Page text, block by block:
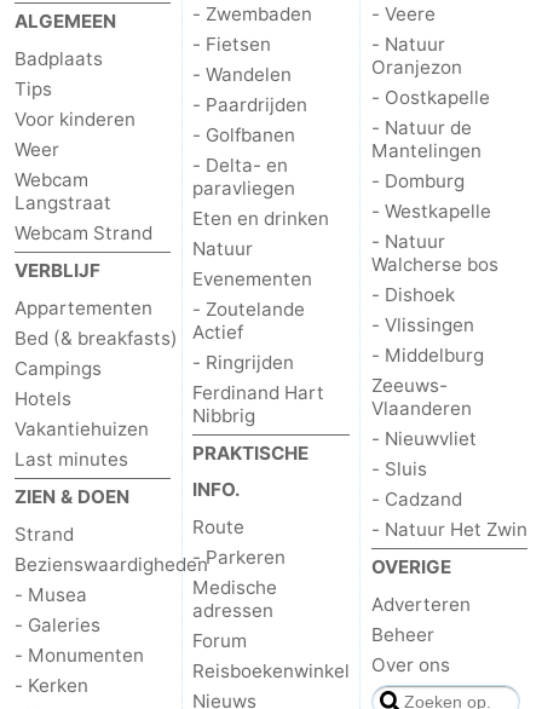
ALGEMEEN
Badplaats
Tips
Voor kinderen
Weer
Webcam
Langstraat
Webcam Strand
VERBLIJF
Appartementen
Bed (& breakfasts)
Campings
Hotels
Vakantiehuizen
Last minutes
ZIEN & DOEN
Strand
Bezienswaardigheden
- Musea
- Galeries
- Monumenten
- Kerken
- Zwembaden
- Fietsen
- Wandelen
- Paardrijden
- Golfbanen
- Delta- en
paravliegen
Eten en drinken
Natuur
Evenementen
- Zoutelande
Actief
- Ringrijden
Ferdinand Hart
Nibbrig
PRAKTISCHE
INFO.
Route
- Parkeren
Medische
adressen
Forum
Reisboekenwinkel
Nieuws
- Veere
- Natuur
Oranjezon
- Oostkapelle
- Natuur de
Mantelingen
- Domburg
- Westkapelle
- Natuur
Walcherse bos
- Dishoek
- Vlissingen
- Middelburg
Zeeuws-
Vlaanderen
- Nieuwvliet
- Sluis
- Cadzand
- Natuur Het Zwin
OVERIGE
Adverteren
Beheer
Over ons